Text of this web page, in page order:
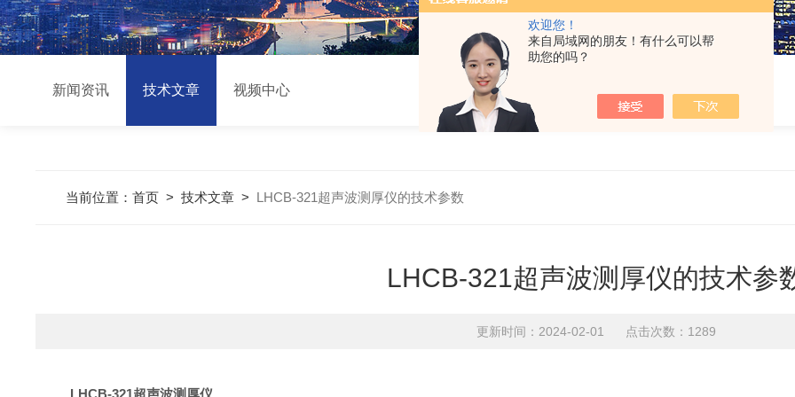
欢迎您！
来自局域网的朋友！有什么可以帮
助您的吗？
新闻资讯 技术文章 视频中心
当前位置：首页 >技术文章 > LHCB-321超声波测厚仪的技术参数
LHCB-321超声波测厚仪的技术参
更新时间：2024-02-01 点击次数：1289
LHCB-321超声波测厚仪